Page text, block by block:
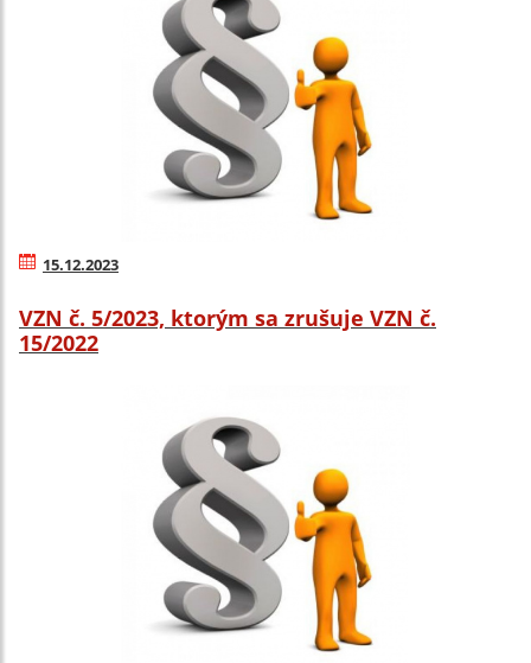
15.12.2023
VZN č. 5/2023, ktorým sa zrušuje VZN č.
15/2022